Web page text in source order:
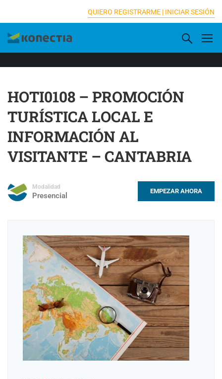
INICIAR SESIÓN
QUIERO REGISTRARME |
HOTI0108 – PROMOCIÓN
TURÍSTICA LOCAL E
INFORMACIÓN AL
VISITANTE – CANTABRIA
Modalidad
Presencial
EMPEZAR AHORA